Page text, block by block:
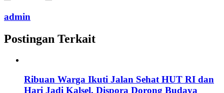
admin
Postingan Terkait
Ribuan Warga Ikuti Jalan Sehat HUT RI dan
Hari Jadi Kalsel, Dispora Dorong Budaya